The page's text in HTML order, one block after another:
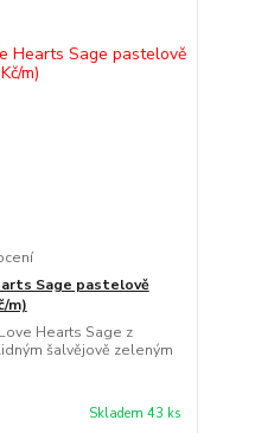
Sage pastelově
m)
Hearts Sage z
šalvějově zeleným
Skladem 43 ks